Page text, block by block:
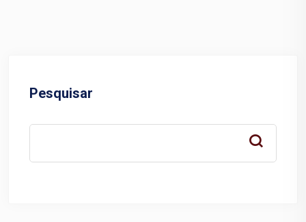
Pesquisar